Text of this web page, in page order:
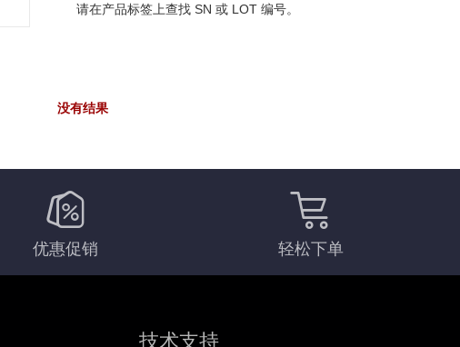
请在产品标签上查找 SN 或 LOT 编号。
没有结果
优惠促销 轻松下单
技术支持